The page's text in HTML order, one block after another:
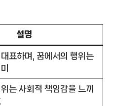
설명
표하며, 꿈에서의 행위는
는 사회적 책임감을 느끼